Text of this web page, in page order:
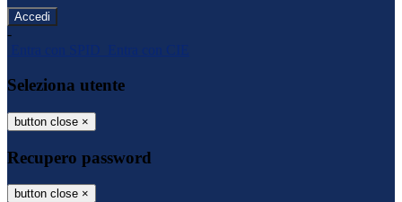
-
Entra con SPID
Entra con CIE
Seleziona utente
button close ×
Recupero password
button close ×